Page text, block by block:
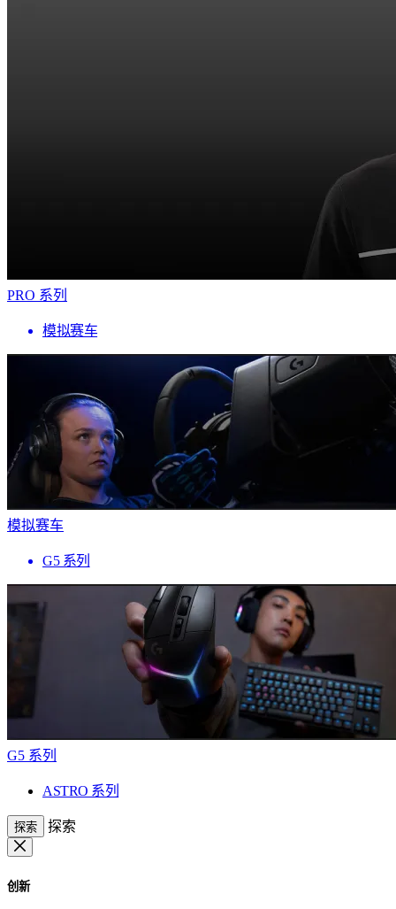
PRO 系列
模拟赛车
模拟赛车
G5 系列
G5 系列
ASTRO 系列
探索 探索
创新